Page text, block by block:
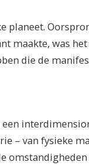
planeet.
maakte, was
die de
een
– van fysieke